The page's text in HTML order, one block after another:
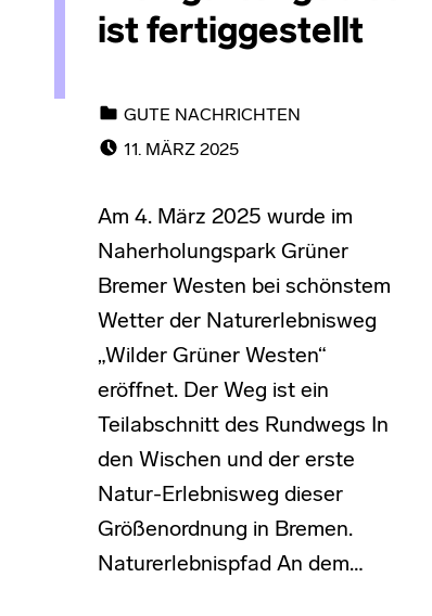
ist fertiggestellt
GUTE NACHRICHTEN
11. MÄRZ 2025
Am 4. März 2025 wurde im
Naherholungspark Grüner
Bremer Westen bei schönstem
Wetter der Naturerlebnisweg
„Wilder Grüner Westen“
eröffnet. Der Weg ist ein
Teilabschnitt des Rundwegs In
den Wischen und der erste
Natur-Erlebnisweg dieser
Größenordnung in Bremen.
Naturerlebnispfad An dem…